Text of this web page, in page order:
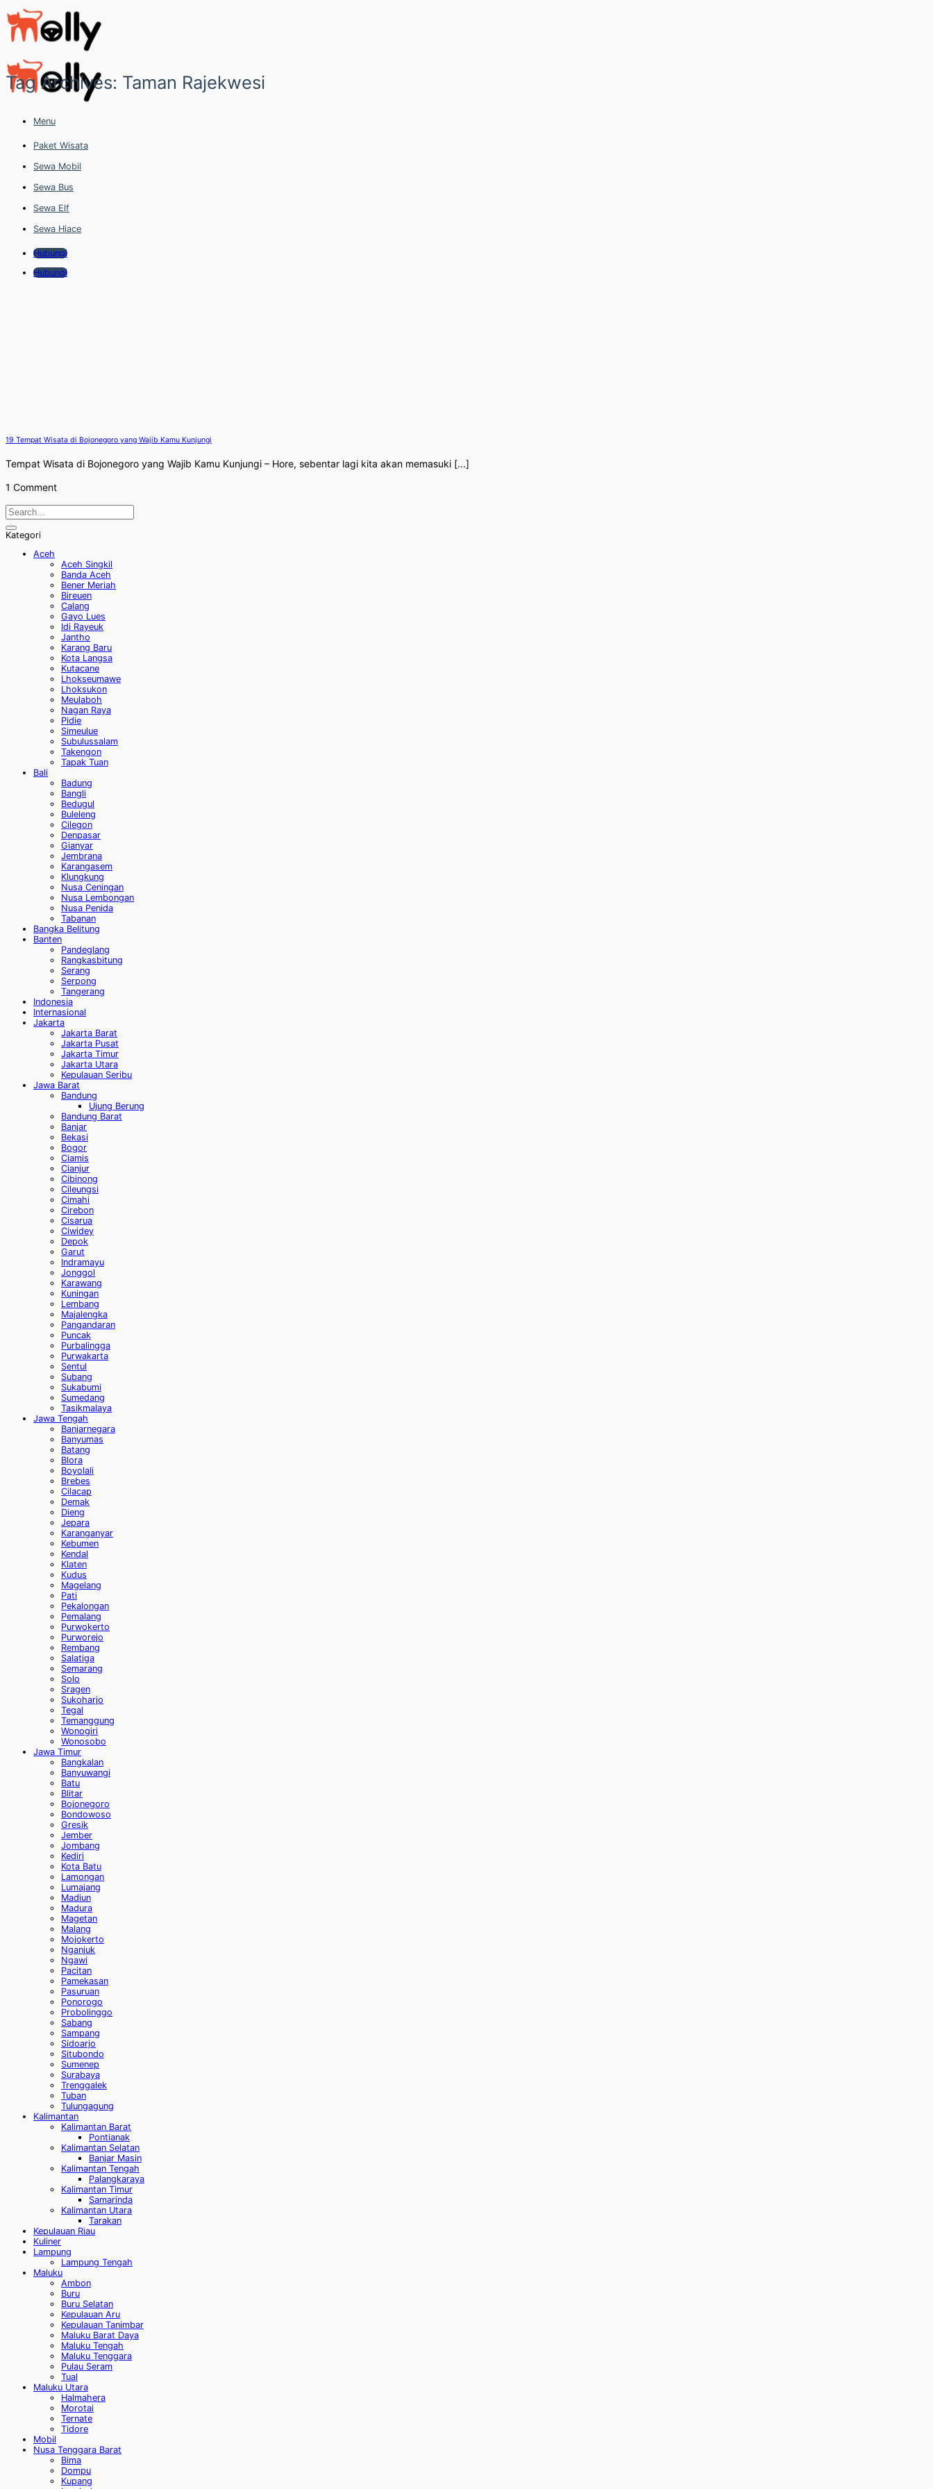
Skip
to
content
Menu
Paket Wisata
Sewa Mobil
Sewa Bus
Sewa Elf
Sewa Hiace
Hubungi
Hubungi
Tag Archives: Taman Rajekwesi
19 Tempat Wisata di Bojonegoro yang Wajib Kamu Kunjungi
Tempat Wisata di Bojonegoro yang Wajib Kamu Kunjungi – Hore, sebentar lagi kita akan memasuki [...]
1 Comment
Kategori
Aceh
Aceh Singkil
Banda Aceh
Bener Meriah
Bireuen
Calang
Gayo Lues
Idi Rayeuk
Jantho
Karang Baru
Kota Langsa
Kutacane
Lhokseumawe
Lhoksukon
Meulaboh
Nagan Raya
Pidie
Simeulue
Subulussalam
Takengon
Tapak Tuan
Bali
Badung
Bangli
Bedugul
Buleleng
Cilegon
Denpasar
Gianyar
Jembrana
Karangasem
Klungkung
Nusa Ceningan
Nusa Lembongan
Nusa Penida
Tabanan
Bangka Belitung
Banten
Pandeglang
Rangkasbitung
Serang
Serpong
Tangerang
Indonesia
Internasional
Jakarta
Jakarta Barat
Jakarta Pusat
Jakarta Timur
Jakarta Utara
Kepulauan Seribu
Jawa Barat
Bandung
Ujung Berung
Bandung Barat
Banjar
Bekasi
Bogor
Ciamis
Cianjur
Cibinong
Cileungsi
Cimahi
Cirebon
Cisarua
Ciwidey
Depok
Garut
Indramayu
Jonggol
Karawang
Kuningan
Lembang
Majalengka
Pangandaran
Puncak
Purbalingga
Purwakarta
Sentul
Subang
Sukabumi
Sumedang
Tasikmalaya
Jawa Tengah
Banjarnegara
Banyumas
Batang
Blora
Boyolali
Brebes
Cilacap
Demak
Dieng
Jepara
Karanganyar
Kebumen
Kendal
Klaten
Kudus
Magelang
Pati
Pekalongan
Pemalang
Purwokerto
Purworejo
Rembang
Salatiga
Semarang
Solo
Sragen
Sukoharjo
Tegal
Temanggung
Wonogiri
Wonosobo
Jawa Timur
Bangkalan
Banyuwangi
Batu
Blitar
Bojonegoro
Bondowoso
Gresik
Jember
Jombang
Kediri
Kota Batu
Lamongan
Lumajang
Madiun
Madura
Magetan
Malang
Mojokerto
Nganjuk
Ngawi
Pacitan
Pamekasan
Pasuruan
Ponorogo
Probolinggo
Sabang
Sampang
Sidoarjo
Situbondo
Sumenep
Surabaya
Trenggalek
Tuban
Tulungagung
Kalimantan
Kalimantan Barat
Pontianak
Kalimantan Selatan
Banjar Masin
Kalimantan Tengah
Palangkaraya
Kalimantan Timur
Samarinda
Kalimantan Utara
Tarakan
Kepulauan Riau
Kuliner
Lampung
Lampung Tengah
Maluku
Ambon
Buru
Buru Selatan
Kepulauan Aru
Kepulauan Tanimbar
Maluku Barat Daya
Maluku Tengah
Maluku Tenggara
Pulau Seram
Tual
Maluku Utara
Halmahera
Morotai
Ternate
Tidore
Mobil
Nusa Tenggara Barat
Bima
Dompu
Kupang